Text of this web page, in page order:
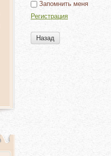
Запомнить меня
Регистрация
Назад